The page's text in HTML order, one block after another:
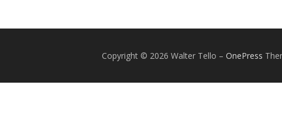
Copyright © 2026 Walter Tello – OnePress